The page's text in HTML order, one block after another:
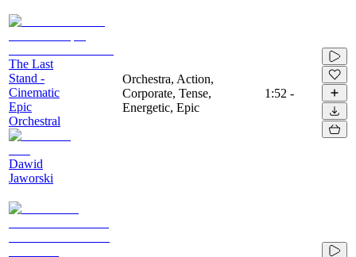
The Last
Stand -
Cinematic
Epic
Orchestral
Dawid
Jaworski
Orchestra, Action,
Corporate, Tense,
Energetic, Epic
1:52 -